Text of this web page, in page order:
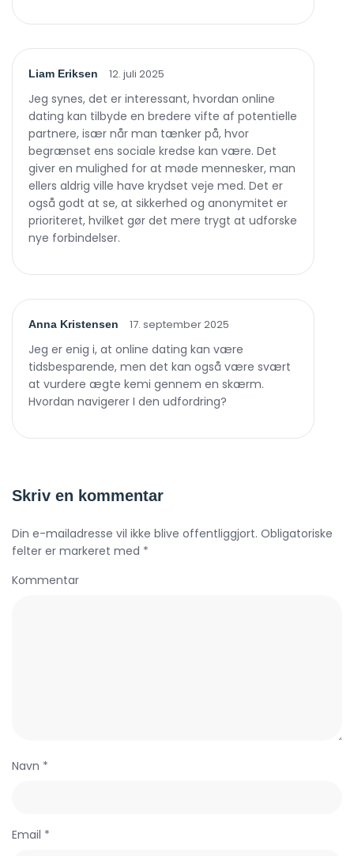
Liam Eriksen 12. juli 2025
Jeg synes, det er interessant, hvordan online
dating kan tilbyde en bredere vifte af potentielle
partnere, især når man tænker på, hvor
begrænset ens sociale kredse kan være. Det
giver en mulighed for at møde mennesker, man
ellers aldrig ville have krydset veje med. Det er
også godt at se, at sikkerhed og anonymitet er
prioriteret, hvilket gør det mere trygt at udforske
nye forbindelser.
Anna Kristensen 17. september 2025
Jeg er enig i, at online dating kan være
tidsbesparende, men det kan også være svært
at vurdere ægte kemi gennem en skærm.
Hvordan navigerer I den udfordring?
Skriv en kommentar
Din e-mailadresse vil ikke blive offentliggjort. Obligatoriske
felter er markeret med *
Kommentar
Navn *
Email *